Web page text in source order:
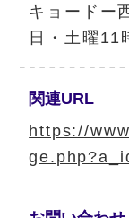
キョード
日・土曜11
関連URL
https://